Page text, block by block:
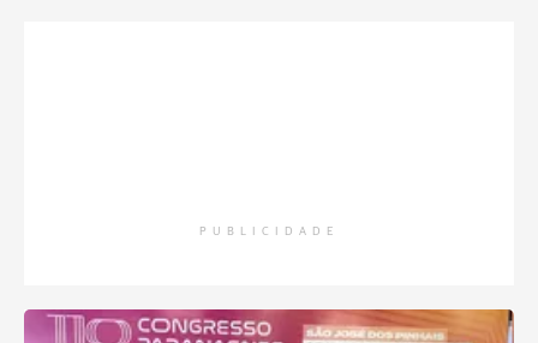
PUBLICIDADE